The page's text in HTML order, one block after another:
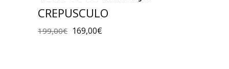
CREPUSCULO
199,00€ 169,00€